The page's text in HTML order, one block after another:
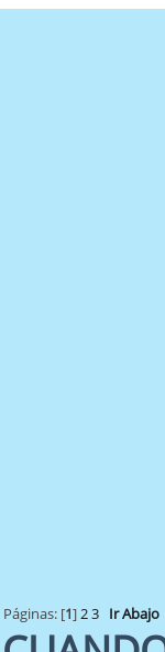
Páginas: [1]2 3 Ir Abajo